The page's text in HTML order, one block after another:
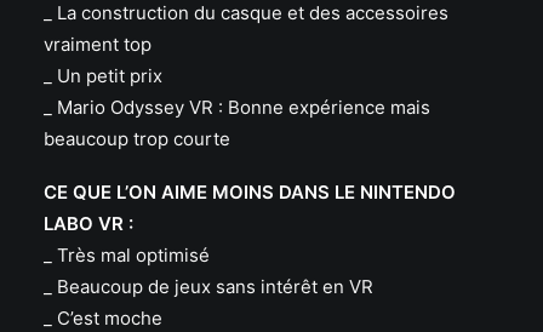
_ La construction du casque et des accessoires
vraiment top
_ Un petit prix
_ Mario Odyssey VR : Bonne expérience mais
beaucoup trop courte
CE QUE L’ON AIME MOINS DANS LE NINTENDO
LABO VR :
_ Très mal optimisé
_ Beaucoup de jeux sans intérêt en VR
_ C’est moche